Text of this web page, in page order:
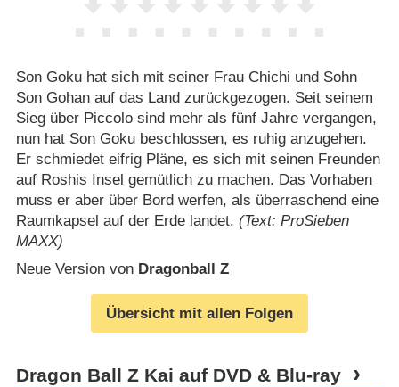
Son Goku hat sich mit seiner Frau Chichi und Sohn
Son Gohan auf das Land zurückgezogen. Seit seinem
Sieg über Piccolo sind mehr als fünf Jahre vergangen,
nun hat Son Goku beschlossen, es ruhig anzugehen.
Er schmiedet eifrig Pläne, es sich mit seinen Freunden
auf Roshis Insel gemütlich zu machen. Das Vorhaben
muss er aber über Bord werfen, als überraschend eine
Raumkapsel auf der Erde landet. (Text: ProSieben
MAXX)
Neue Version von Dragonball Z
Übersicht mit allen Folgen
Dragon Ball Z Kai auf DVD & Blu-ray